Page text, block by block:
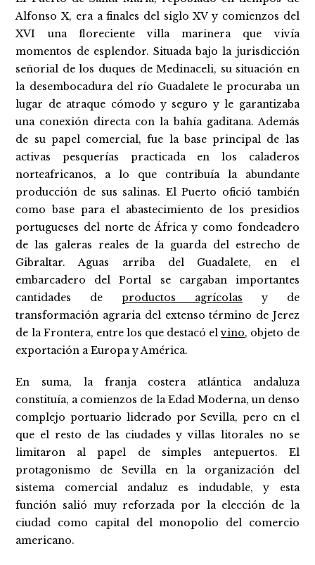
Alfonso X, era a finales del siglo XV y comienzos del
XVI una floreciente villa marinera que vivía
momentos de esplendor. Situada bajo la jurisdicción
señorial de los duques de Medinaceli, su situación en
la desembocadura del río Guadalete le procuraba un
lugar de atraque cómodo y seguro y le garantizaba
una conexión directa con la bahía gaditana. Además
de su papel comercial, fue la base principal de las
activas pesquerías practicada en los caladeros
norteafricanos, a lo que contribuía la abundante
producción de sus salinas. El Puerto ofició también
como base para el abastecimiento de los presidios
portugueses del norte de África y como fondeadero
de las galeras reales de la guarda del estrecho de
Gibraltar. Aguas arriba del Guadalete, en el
embarcadero del Portal se cargaban importantes
cantidades deproductos agrícolas y de
transformación agraria del extenso término de Jerez
de la Frontera, entre los que destacó elvino, objeto de
exportación a Europa y América.
En suma, la franja costera atlántica andaluza
constituía, a comienzos de la Edad Moderna, un denso
complejo portuario liderado por Sevilla, pero en el
que el resto de las ciudades y villas litorales no se
limitaron al papel de simples antepuertos. El
protagonismo de Sevilla en la organización del
sistema comercial andaluz es indudable, y esta
función salió muy reforzada por la elección de la
ciudad como capital del monopolio del comercio
americano.